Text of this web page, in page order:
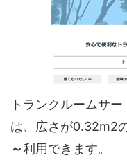
トランクルームサ
は、広さが0.32m2
～利用できます。